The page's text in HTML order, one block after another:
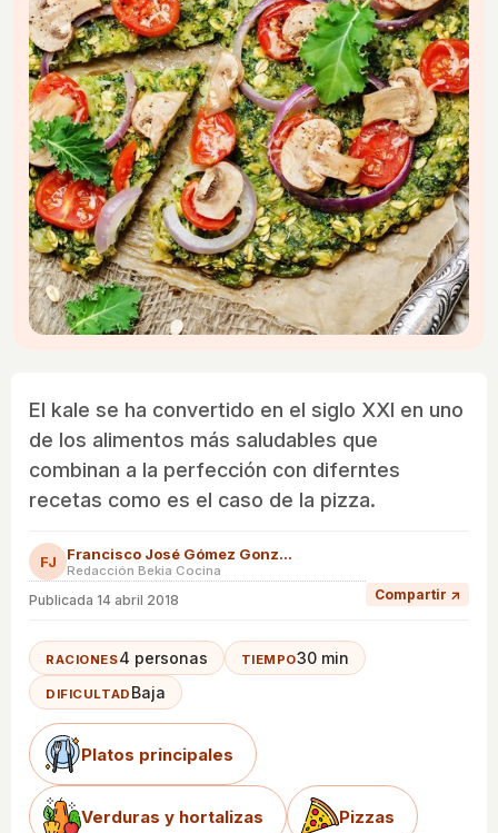
El kale se ha convertido en el siglo XXI en uno
de los alimentos más saludables que
combinan a la perfección con diferntes
recetas como es el caso de la pizza.
FJ Francisco José Gómez González
Redacción Bekia Cocina
Publicada 14 abril 2018 Compartir ↗
RACIONES4 personas TIEMPO30 min
DIFICULTAD Baja
Platos principales
Verduras y hortalizas Pizzas